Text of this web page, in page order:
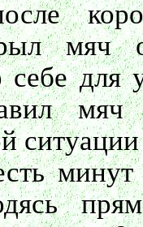
мяч
себе
минут